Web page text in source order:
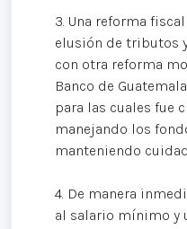
3. Una reforma
elusión de tributos
con otra reforma
Banco de
para las cuales fue
manejando los
manteniendo
4. De manera
al salario mínimo y